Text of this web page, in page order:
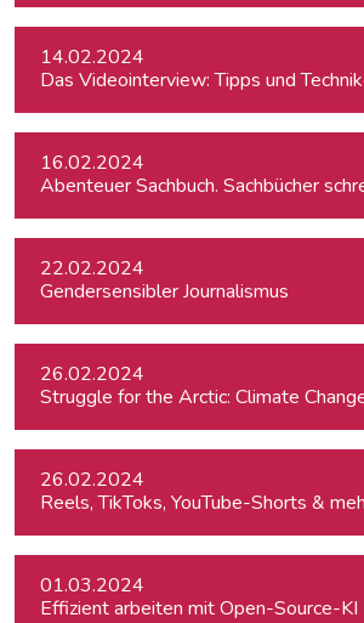
14.02.2024
Das Videointerview: Tipps und
16.02.2024
Abenteuer Sachbuch. Sachbücher
22.02.2024
Gendersensibler Journalismus
26.02.2024
26.02.2024
Reels, TikToks, YouTube-Shorts &
01.03.2024
Effizient arbeiten mit Open-Source-KI